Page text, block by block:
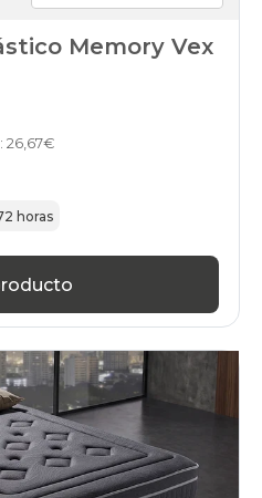
Memory Vex
26,67€
horas